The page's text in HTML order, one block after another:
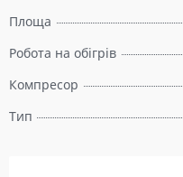
Площа
Робота на обігрів
Компресор
Тип